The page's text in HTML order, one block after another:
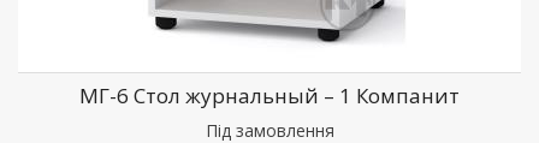
МГ-6 Стол журнальный – 1 Компанит
Пiд замовлення